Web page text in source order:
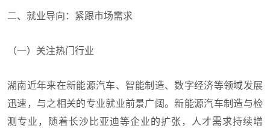
二、就业导向：紧跟市场需求
（一）关注热门行业
湖南近年来在新能源汽车、智能制造、数字经济等领域发展
迅速，与之相关的专业就业前景广阔。新能源汽车制造与检
测专业，随着长沙比亚迪等企业的扩张，人才需求持续增